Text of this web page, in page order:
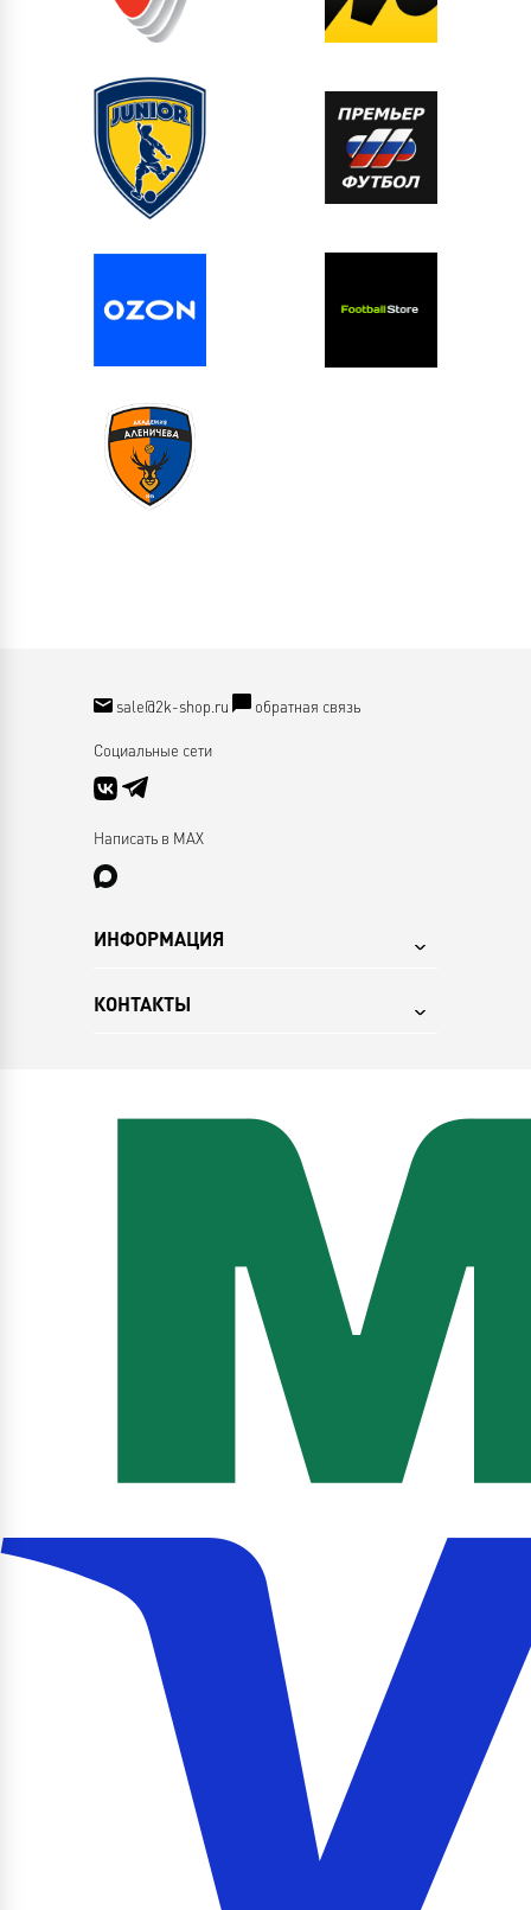
sale@2k-shop.ru обратная связь
Социальные сети
Написать в MAX
ИНФОРМАЦИЯ
КОНТАКТЫ